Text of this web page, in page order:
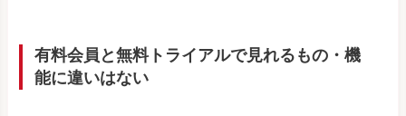
有料会員と無料トライアルで見れるもの・機
能に違いはない